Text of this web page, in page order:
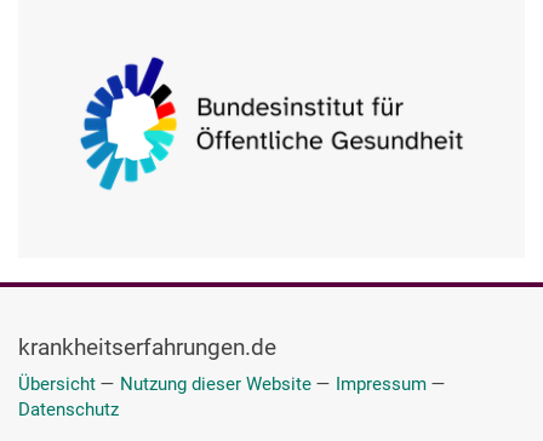
krankheitserfahrungen.de
Übersicht — Nutzung dieser Website — Impressum —
Datenschutz